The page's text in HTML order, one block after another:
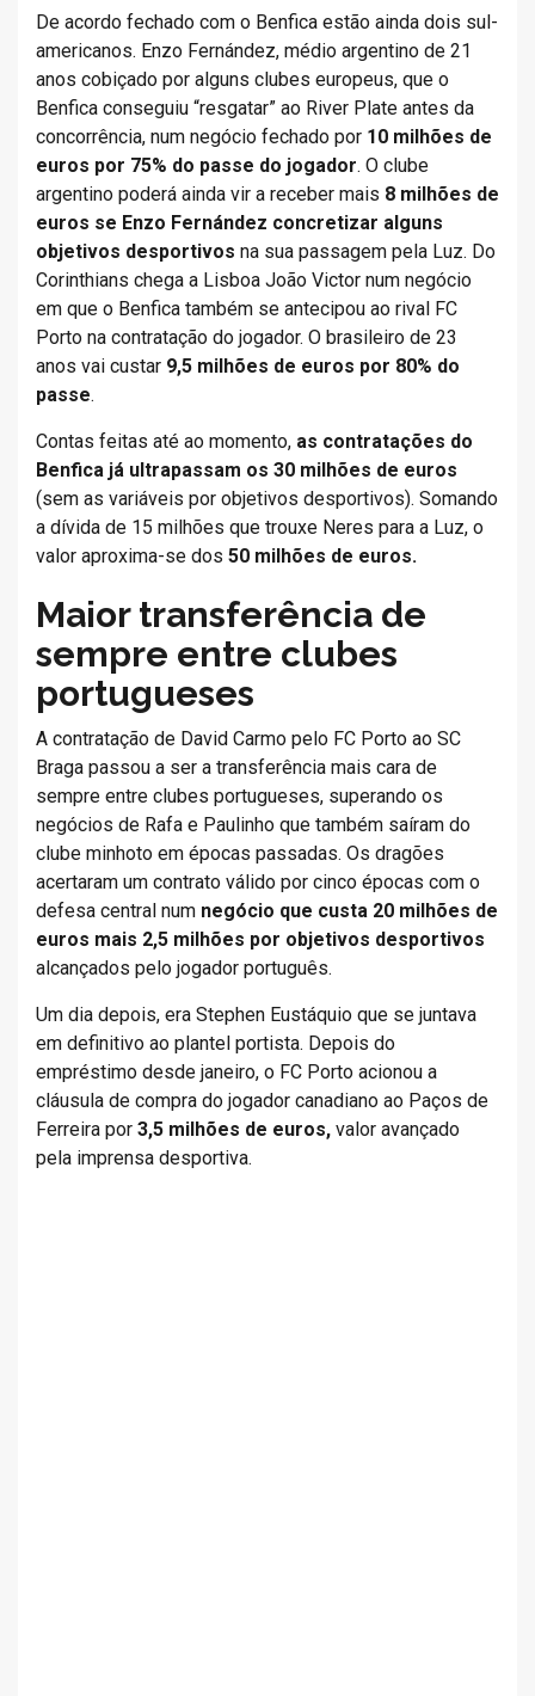
De acordo fechado com o Benfica estão ainda dois sul-
americanos. Enzo Fernández, médio argentino de 21
anos cobiçado por alguns clubes europeus, que o
Benfica conseguiu “resgatar” ao River Plate antes da
concorrência, num negócio fechado por 10 milhões de
euros por 75% do passe do jogador. O clube
argentino poderá ainda vir a receber mais 8 milhões de
euros se Enzo Fernández concretizar alguns
objetivos desportivos na sua passagem pela Luz. Do
Corinthians chega a Lisboa João Victor num negócio
em que o Benfica também se antecipou ao rival FC
Porto na contratação do jogador. O brasileiro de 23
anos vai custar 9,5 milhões de euros por 80% do
passe.
Contas feitas até ao momento, as contratações do
Benfica já ultrapassam os 30 milhões de euros
(sem as variáveis por objetivos desportivos). Somando
a dívida de 15 milhões que trouxe Neres para a Luz, o
valor aproxima-se dos 50 milhões de euros.
Maior transferência de
sempre entre clubes
portugueses
A contratação de David Carmo pelo FC Porto ao SC
Braga passou a ser a transferência mais cara de
sempre entre clubes portugueses, superando os
negócios de Rafa e Paulinho que também saíram do
clube minhoto em épocas passadas. Os dragões
acertaram um contrato válido por cinco épocas com o
defesa central num negócio que custa 20 milhões de
euros mais 2,5 milhões por objetivos desportivos
alcançados pelo jogador português.
Um dia depois, era Stephen Eustáquio que se juntava
em definitivo ao plantel portista. Depois do
empréstimo desde janeiro, o FC Porto acionou a
cláusula de compra do jogador canadiano ao Paços de
Ferreira por 3,5 milhões de euros, valor avançado
pela imprensa desportiva.